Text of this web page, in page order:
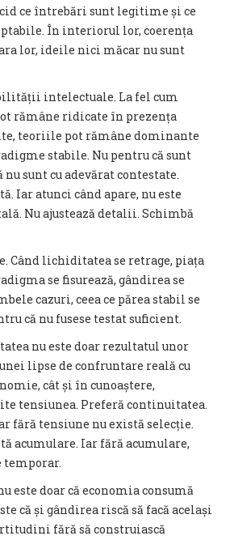
ce întrebări sunt legitime și ce
În interiorul lor, coerența
lor, ideile nici măcar nu sunt
intelectuale. La fel cum
rămâne ridicate în prezența
teoriile pot rămâne dominante
stabile. Nu pentru că sunt
sunt cu adevărat contestate.
Iar atunci când apare, nu este
Nu ajustează detalii. Schimbă
Când lichiditatea se retrage, piața
se fisurează, gândirea se
cazuri, ceea ce părea stabil se
că nu fusese testat suficient.
nu este doar rezultatul unor
lipse de confruntare reală cu
cât și în cunoaștere,
tensiunea. Preferă continuitatea.
fără tensiune nu există selecție.
acumulare. Iar fără acumulare,
temporar.
este doar că economia consumă
că și gândirea riscă să facă același
fără să construiască